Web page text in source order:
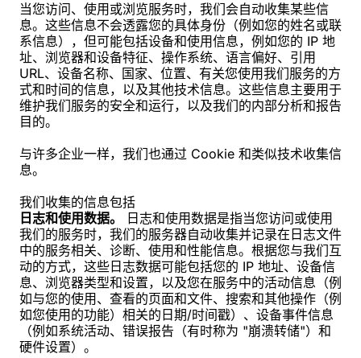
当您访问、使用或浏览服务时，我们会自动收集某些信
息。这些信息不会透露您的具体身份（例如您的姓名或联
系信息），但可能包括设备和使用信息，例如您的 IP 地
址、浏览器和设备特征、操作系统、语言偏好、引用
URL、设备名称、国家、位置、有关您使用我们服务的方
式和时间的信息，以及其他技术信息。这些信息主要用于
维护我们服务的安全和运行，以及我们的内部分析和报告
目的。
与许多企业一样，我们也通过 Cookie 和类似技术收集信
息。
我们收集的信息包括
日志和使用数据。
日志和使用数据是指当您访问或使用
我们的服务时，我们的服务器自动收集并记录在日志文件
中的服务相关、诊断、使用和性能信息。根据您与我们互
动的方式，这些日志数据可能包括您的 IP 地址、设备信
息、浏览器类型和设置，以及您在服务中的活动信息（例
如与您的使用、查看的页面和文件、搜索和其他操作（例
如您使用的功能）相关的日期/时间戳）、设备事件信息
（例如系统活动、错误报告（有时称为 "崩溃转储"）和
硬件设置）。